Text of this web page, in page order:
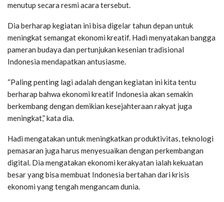
menutup secara resmi acara tersebut.
Dia berharap kegiatan ini bisa digelar tahun depan untuk
meningkat semangat ekonomi kreatif. Hadi menyatakan bangga
pameran budaya dan pertunjukan kesenian tradisional
Indonesia mendapatkan antusiasme.
“Paling penting lagi adalah dengan kegiatan ini kita tentu
berharap bahwa ekonomi kreatif Indonesia akan semakin
berkembang dengan demikian kesejahteraan rakyat juga
meningkat,” kata dia.
Hadi mengatakan untuk meningkatkan produktivitas, teknologi
pemasaran juga harus menyesuaikan dengan perkembangan
digital. Dia mengatakan ekonomi kerakyatan ialah kekuatan
besar yang bisa membuat Indonesia bertahan dari krisis
ekonomi yang tengah mengancam dunia.